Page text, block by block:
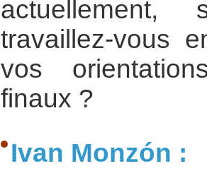
travaillez-vous
vos
finaux ?
Ivan Monzón :